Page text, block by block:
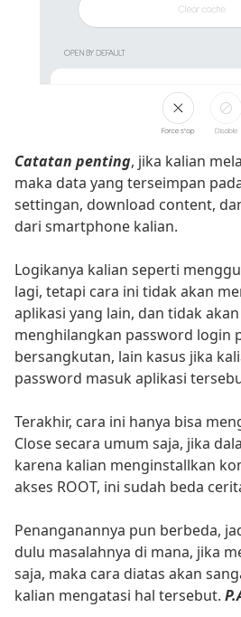
Catatan penting, jika kalian
maka data yang terseimpan
settingan, download content,
dari smartphone kalian.
Logikanya kalian seperti
lagi, tetapi cara ini tidak akan
aplikasi yang lain, dan tidak
menghilangkan password login
bersangkutan, lain kasus jika
password masuk aplikasi
Terakhir, cara ini hanya bisa
Close secara umum saja, jika
karena kalian menginstallkan
akses ROOT, ini sudah beda
Penanganannya pun berbeda,
dulu masalahnya di mana, jika
saja, maka cara diatas akan
kalian mengatasi hal tersebut.